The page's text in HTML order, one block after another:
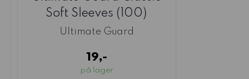
Soft Sleeves (100)
Ultimate Guard
19,-
på lager